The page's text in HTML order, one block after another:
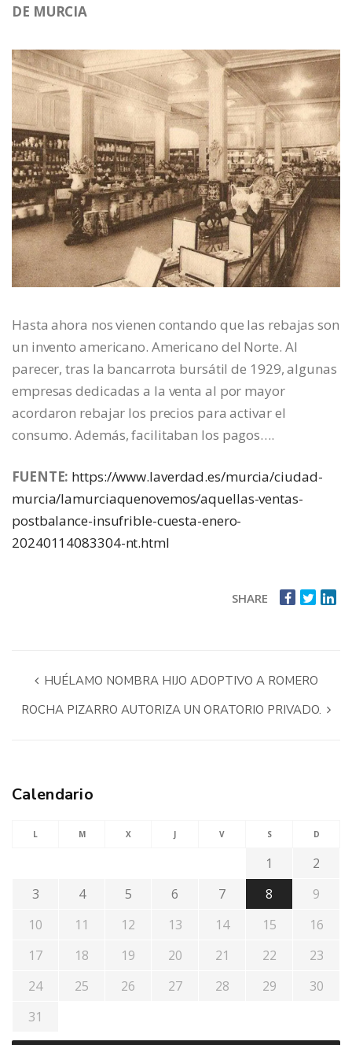
DE MURCIA
Hasta ahora nos vienen contando que las rebajas son
un invento americano. Americano del Norte. Al
parecer, tras la bancarrota bursátil de 1929, algunas
empresas dedicadas a la venta al por mayor
acordaron rebajar los precios para activar el
consumo. Además, facilitaban los pagos….
FUENTE: https://www.laverdad.es/murcia/ciudad-
murcia/lamurciaquenovemos/aquellas-ventas-
postbalance-insufrible-cuesta-enero-
20240114083304-nt.html
SHARE
HUÉLAMO NOMBRA HIJO ADOPTIVO A ROMERO
ROCHA PIZARRO AUTORIZA UN ORATORIO PRIVADO.
Calendario
L M X J V S D
1
2
3
4 5 6 7 8
9
10
11 12 13 14 15
16
17
18 19 20 21 22
23
24
25 26 27 28 29
30
31